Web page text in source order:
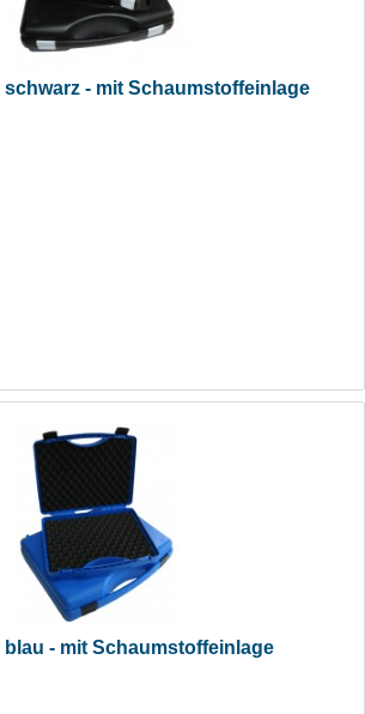
- mit Schaumstoffeinlage
- mit Schaumstoffeinlage